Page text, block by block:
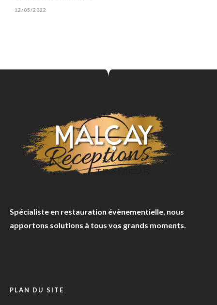
12/05/2022
Spécialiste en restauration évènementielle, nous
apportons solutions à tous vos grands moments.
PLAN DU SITE